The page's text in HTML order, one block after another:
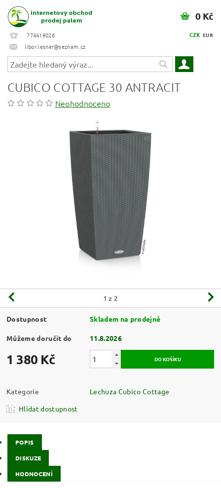
774419026
libor.lesner@seznam.cz
CZK EUR
0 Kč
CUBICO COTTAGE 30 ANTRACIT
Neohodnoceno
1 z 2
Dostupnost Skladem na prodejně
Můžeme doručit do 11.8.2026
1 380 Kč
Kategorie
Lechuza Cubico Cottage
Hlídat dostupnost
POPIS
DISKUZE
HODNOCENÍ